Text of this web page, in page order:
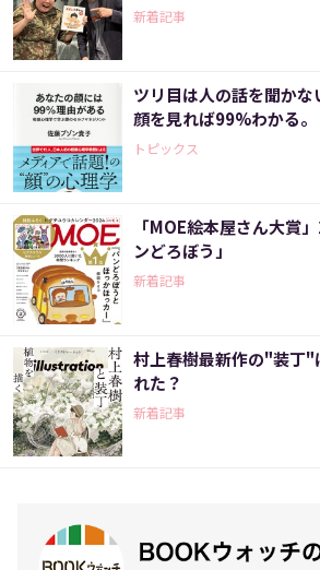
新着記事
ツリ目は人の話を聞か
顔を見れば99%わかる。
トピックス
「MOE絵本屋さん大賞
ンどろぼう」
新着記事
村上春樹最新作の"装丁"
れた？
新着記事